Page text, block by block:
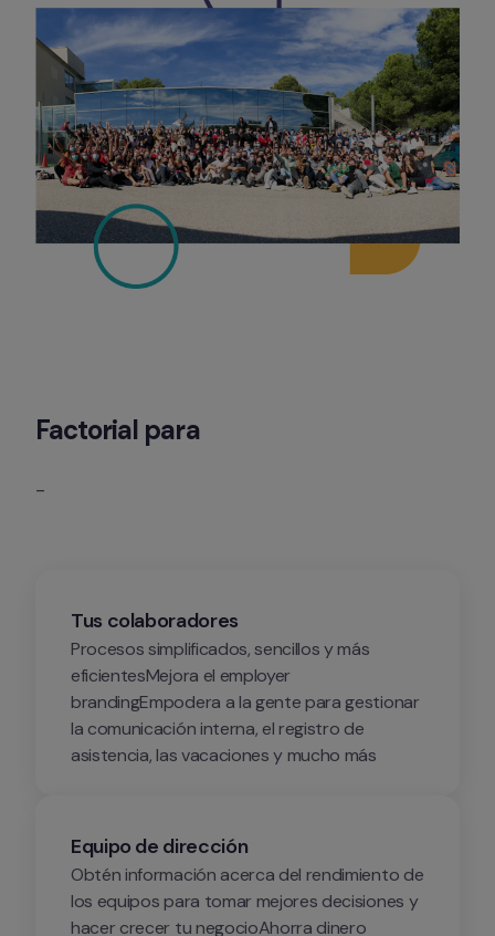
Factorial para
-
Tus colaboradores
Procesos simplificados, sencillos y más
eficientesMejora el employer
brandingEmpodera a la gente para gestionar
la comunicación interna, el registro de
asistencia, las vacaciones y mucho más
Equipo de dirección
Obtén información acerca del rendimiento de
los equipos para tomar mejores decisiones y
hacer crecer tu negocioAhorra dinero